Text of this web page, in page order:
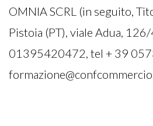
OMNIA SCRL (in seguito,
Pistoia (PT), viale Adua, 126/
01395420472, tel + 39